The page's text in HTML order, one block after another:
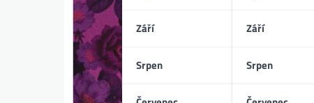
Září
Srpen
Září
Srpen